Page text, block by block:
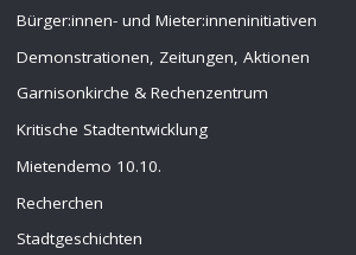
Bürger:innen- und Mieter:inneninitiativen
Demonstrationen, Zeitungen, Aktionen
Garnisonkirche & Rechenzentrum
Kritische Stadtentwicklung
Mietendemo 10.10.
Recherchen
Stadtgeschichten